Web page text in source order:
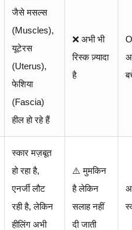
जैसे मसल्स
(Muscles),
यूटेरस
(Uterus),
फेशिया
(Fascia)
हील हो रहे हैं
❌ अभी भी
रिस्क ज़्यादा
है
स्कार मज़बूत
हो रहा है,
एनर्जी लौट
रही है, लेकिन
हीलिंग अभी
⚠️ मुमकिन
है लेकिन
सलाह नहीं
दी जाती